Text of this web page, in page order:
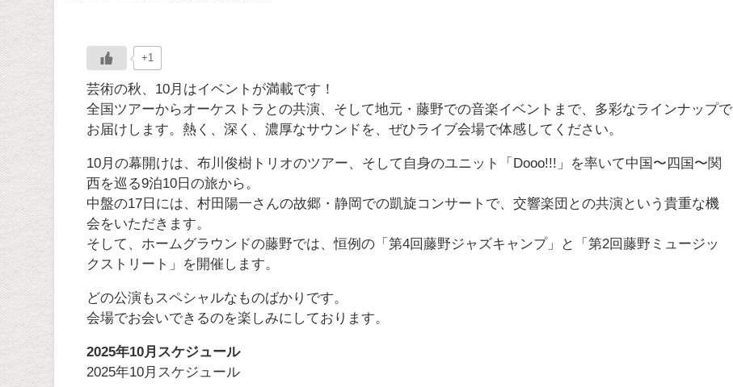
+1
芸術の秋、10月はイベントが満載です！
全国ツアーからオーケストラとの共演、そして地元・藤野での音楽イベントまで、多彩なラインナップで
お届けします。熱く、深く、濃厚なサウンドを、ぜひライブ会場で体感してください。
10月の幕開けは、布川俊樹トリオのツアー、そして自身のユニット「Dooo!!!」を率いて中国〜四国〜関
西を巡る9泊10日の旅から。
中盤の17日には、村田陽一さんの故郷・静岡での凱旋コンサートで、交響楽団との共演という貴重な機
会をいただきます。
そして、ホームグラウンドの藤野では、恒例の「第4回藤野ジャズキャンプ」と「第2回藤野ミュージッ
クストリート」を開催します。
どの公演もスペシャルなものばかりです。
会場でお会いできるのを楽しみにしております。
2025年10月スケジュール
2025年10月スケジュール